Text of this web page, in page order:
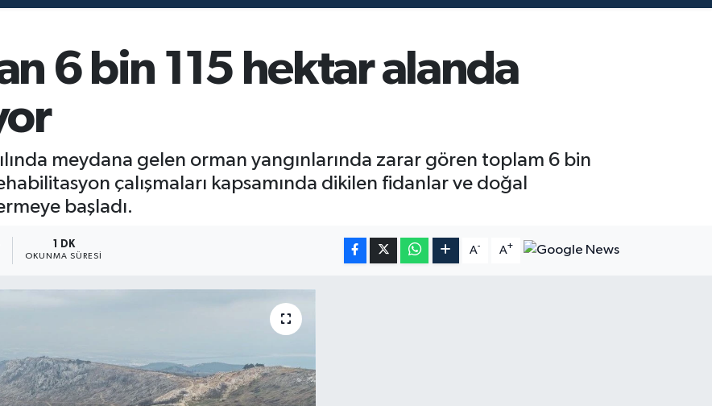
6 bin 115 hektar alanda
meydana gelen orman yangınlarında zarar gören toplam 6 bin
çalışmaları kapsamında dikilen fidanlar ve doğal
başladı.
1 DK
OKUNMA SÜRESI
A- A+